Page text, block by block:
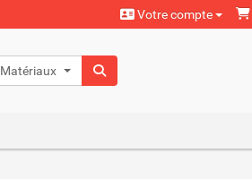
Votre compte
Matériaux naturels